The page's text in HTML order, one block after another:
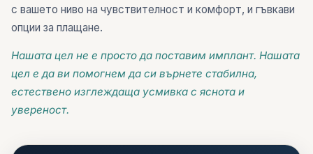
с вашето ниво на чувствителност и комфорт, и гъвкави
опции за плащане.
Нашата цел не е просто да поставим имплант. Нашата
цел е да ви помогнем да си върнете стабилна,
естествено изглеждаща усмивка с яснота и
увереност.